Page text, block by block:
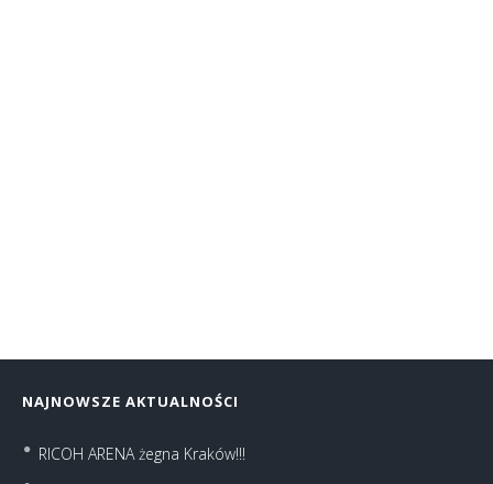
NAJNOWSZE AKTUALNOŚCI
RICOH ARENA żegna Kraków!!!